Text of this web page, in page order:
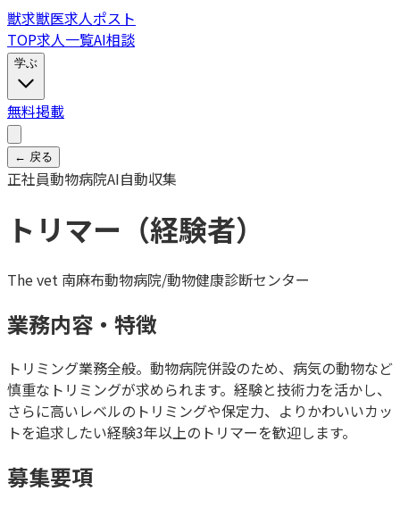
獣求獣医求人ポスト
TOP求人一覧AI相談
学ぶ
無料掲載
← 戻る
正社員動物病院AI自動収集
トリマー（経験者）
The vet 南麻布動物病院/動物健康診断センター
業務内容・特徴
トリミング業務全般。動物病院併設のため、病気の動物など
慎重なトリミングが求められます。経験と技術力を活かし、
さらに高いレベルのトリミングや保定力、よりかわいいカッ
トを追求したい経験3年以上のトリマーを歓迎します。
募集要項